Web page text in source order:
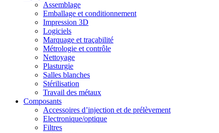
Assemblage
Emballage et conditionnement
Impression 3D
Logiciels
Marquage et traçabilité
Métrologie et contrôle
Nettoyage
Plasturgie
Salles blanches
Stérilisation
Travail des métaux
Composants
Accessoires d’injection et de prélèvement
Electronique/optique
Filtres